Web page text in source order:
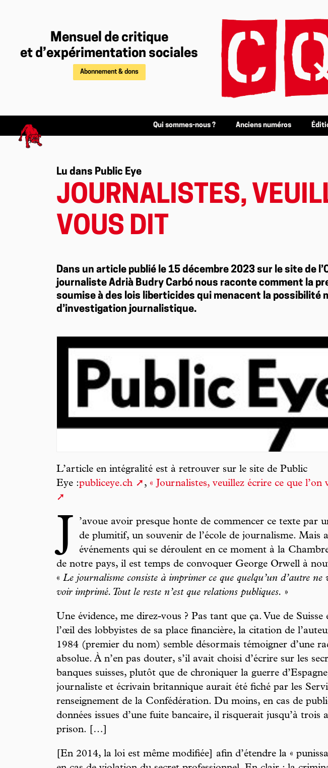
Mensuel de critique
et d’expérimentation sociales
Abonnement & dons
Qui sommes-nous ? Anciens numéros
Lu dans Public Eye
JOURNALISTES,
VOUS DIT
Dans un article publié le 15 décembre 2023 sur le site de
journaliste Adrià Budry Carbó nous raconte comment la
soumise à des lois liberticides qui menacent la possibilité
d’investigation journalistique.
L’article en intégralité est à retrouver sur le site de Public
Eye :publiceye.ch , « Journalistes, veuillez écrire ce que l’on
J
’avoue avoir presque honte de commencer ce texte par
de plumitif, un souvenir de l’école de journalisme. Mais
événements qui se déroulent en ce moment à la
de notre pays, il est temps de convoquer George Orwell à
« Le journalisme consiste à imprimer ce que quelqu’un d’autre ne
voir imprimé. Tout le reste n’est que relations publiques. »
Une évidence, me direz-vous ? Pas tant que ça. Vue de Suisse
l’œil des lobbyistes de sa place financière, la citation de
1984 (premier du nom) semble désormais témoigner d’une
absolue. À n’en pas douter, s’il avait choisi d’écrire sur les
banques suisses, plutôt que de chroniquer la guerre
journaliste et écrivain britannique aurait été fiché par les
renseignement de la Confédération. Du moins, en cas de
données issues d’une fuite bancaire, il risquerait jusqu’à trois
prison. […]
[En 2014, la loi est même modifiée] afin d’étendre la «